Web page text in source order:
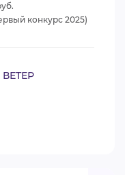
конкурс 2025)